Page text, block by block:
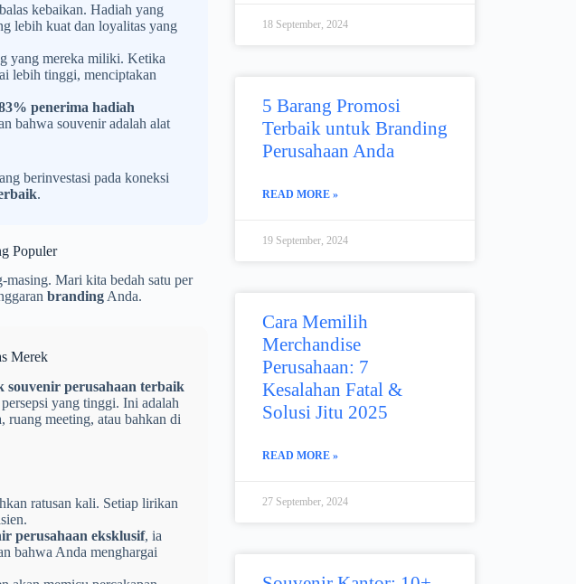
kebaikan. Hadiah yang
lebih kuat dan loyalitas yang
yang mereka miliki. Ketika
lebih tinggi, menciptakan
penerima hadiah
bahwa souvenir adalah alat
berinvestasi pada koneksi
.
Populer
Mari kita bedah satu per
branding Anda.
Merek
souvenir perusahaan terbaik
yang tinggi. Ini adalah
ruang meeting, atau bahkan di
ratusan kali. Setiap lirikan
perusahaan eksklusif, ia
bahwa Anda menghargai
18 September, 2024
5 Barang Promosi
Terbaik untuk Branding
Perusahaan Anda
READ MORE »
19 September, 2024
Cara Memilih
Merchandise
Perusahaan: 7
Kesalahan Fatal &
Solusi Jitu 2025
READ MORE »
27 September, 2024